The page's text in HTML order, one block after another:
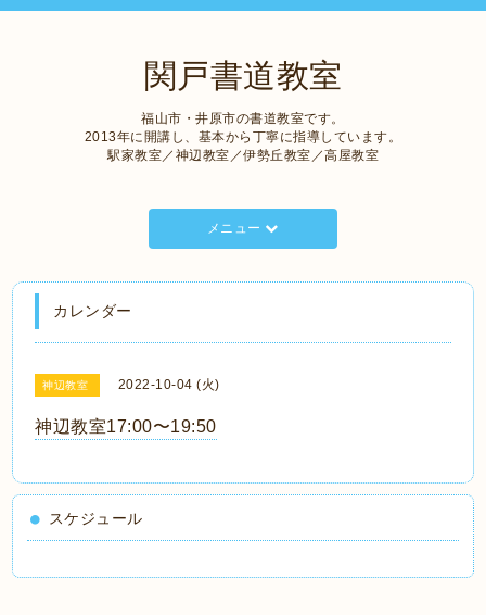
関戸書道教室
福山市・井原市の書道教室です。
2013年に開講し、基本から丁寧に指導しています。
駅家教室／神辺教室／伊勢丘教室／高屋教室
メニュー
カレンダー
神辺教室 2022-10-04 (火)
神辺教室17:00〜19:50
スケジュール